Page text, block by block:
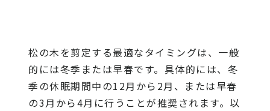
松の木を剪定する最適なタイミングは、一般
的には冬季または早春です。具体的には、冬
季の休眠期間中の12月から2月、または早春
の3月から4月に行うことが推奨されます。以